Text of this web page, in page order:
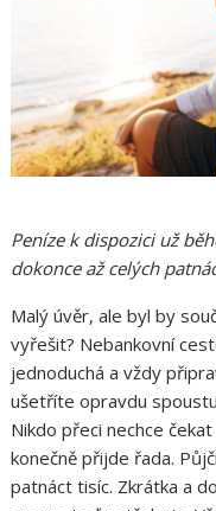
Peníze k dispozici už
dokonce až celých
Malý úvěr, ale byl by
vyřešit? Nebankovní
jednoduchá a vždy
ušetříte opravdu
Nikdo přeci nechce
konečně přijde řada.
patnáct tisíc. Zkrátka a